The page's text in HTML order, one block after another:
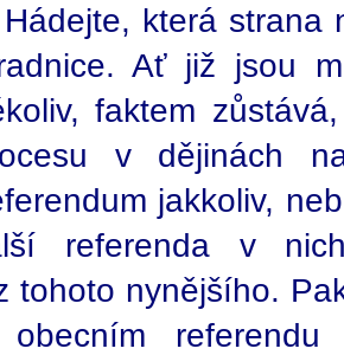
která strana
Ať již jsou
faktem
v dějinách
jakkoliv,
referenda v
tohoto nynějšího.